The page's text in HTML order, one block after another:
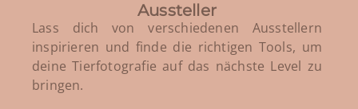
Aussteller
Lass dich von verschiedenen Ausstellern
inspirieren und finde die richtigen Tools, um
deine Tierfotografie auf das nächste Level zu
bringen.